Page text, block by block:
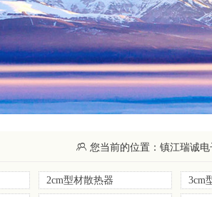
 您当前的位置：镇江瑞诚
2cm型材散热器 3cm